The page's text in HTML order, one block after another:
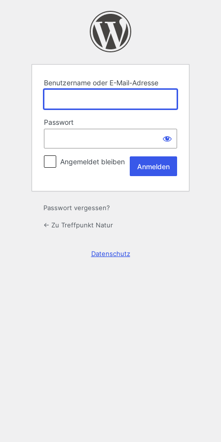
Benutzername oder E-Mail-Adresse
Passwort
Angemeldet bleiben
Passwort vergessen?
← Zu Treffpunkt Natur
Datenschutz